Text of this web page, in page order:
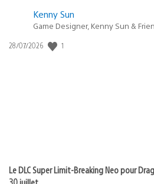
Kenny Sun
Game Designer, Kenny Sun &
Date
28/07/2026 1
Le DLC Super Limit-Breaking Neo pour
30 juillet